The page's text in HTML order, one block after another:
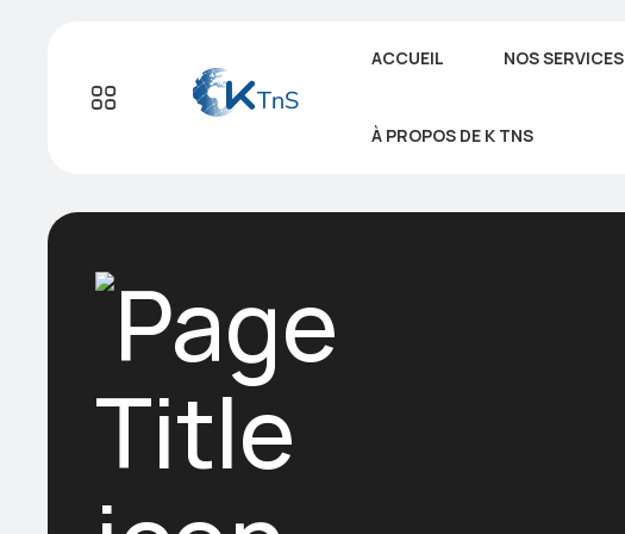
ACCUEIL NOS SERVICES
À PROPOS DE K TNS